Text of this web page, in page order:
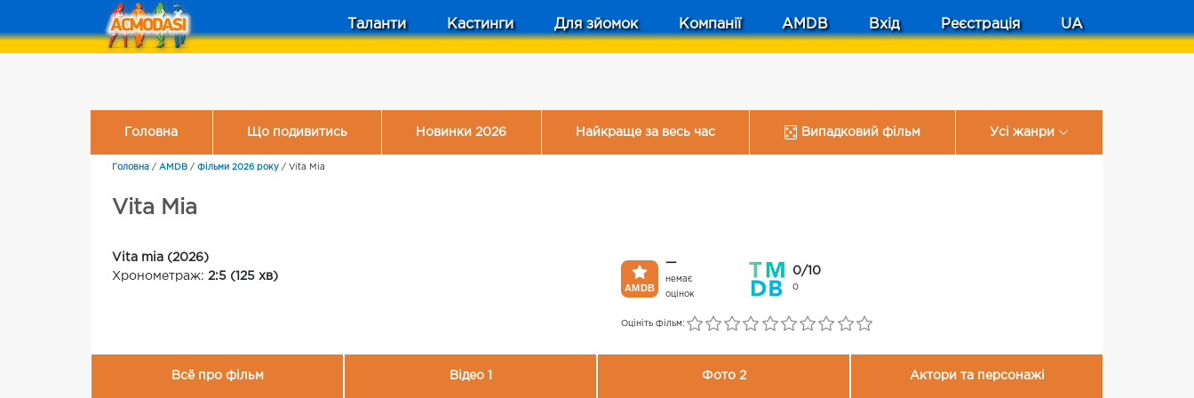
Таланти Кастинги Для зйомок Компанії AMDB Вхід Реєстрація UA
Головна Що подивитись Новинки 2026 Найкраще за весь час Випадковий фільм Усі жанри
Головна / AMDB / Фільми 2026 року / Vita Mia
Vita Mia
Vita mia (2026)
Хронометраж: 2:5 (125 хв)
—
немає
оцінок
0/10
0
Оцініть фільм:
Всё про фільм Відео 1 Фото 2 Актори та персонажі